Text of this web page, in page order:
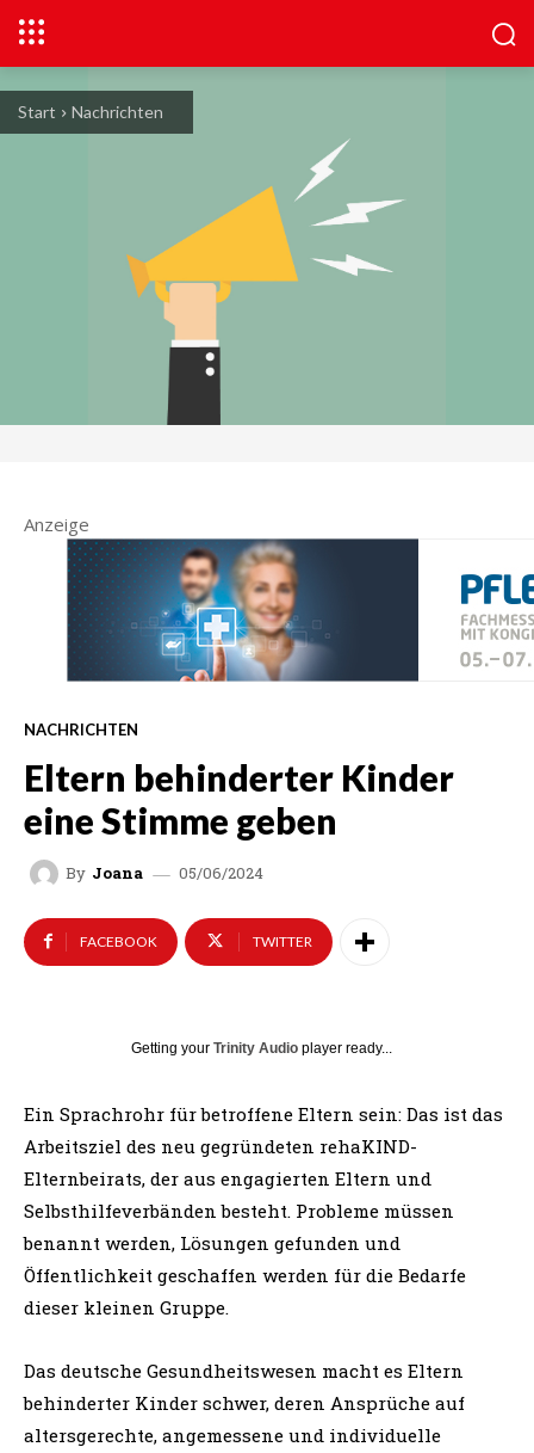
Start Nachrichten
Anzeige
NACHRICHTEN
Eltern behinderter Kinder
eine Stimme geben
By Joana 05/06/2024
FACEBOOK TWITTER
Getting your Trinity Audio player ready...
Ein Sprachrohr für betroffene Eltern sein: Das ist das
Arbeitsziel des neu gegründeten rehaKIND-
Elternbeirats, der aus engagierten Eltern und
Selbsthilfeverbänden besteht. Probleme müssen
benannt werden, Lösungen gefunden und
Öffentlichkeit geschaffen werden für die Bedarfe
dieser kleinen Gruppe.
Das deutsche Gesundheitswesen macht es Eltern
behinderter Kinder schwer, deren Ansprüche auf
altersgerechte, angemessene und individuelle